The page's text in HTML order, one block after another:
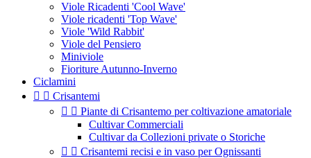
Viole Ricadenti 'Cool Wave'
Viole ricadenti 'Top Wave'
Viole 'Wild Rabbit'
Viole del Pensiero
Miniviole
Fioriture Autunno-Inverno
Ciclamini
  Crisantemi
  Piante di Crisantemo per coltivazione amatoriale
Cultivar Commerciali
Cultivar da Collezioni private o Storiche
  Crisantemi recisi e in vaso per Ognissanti